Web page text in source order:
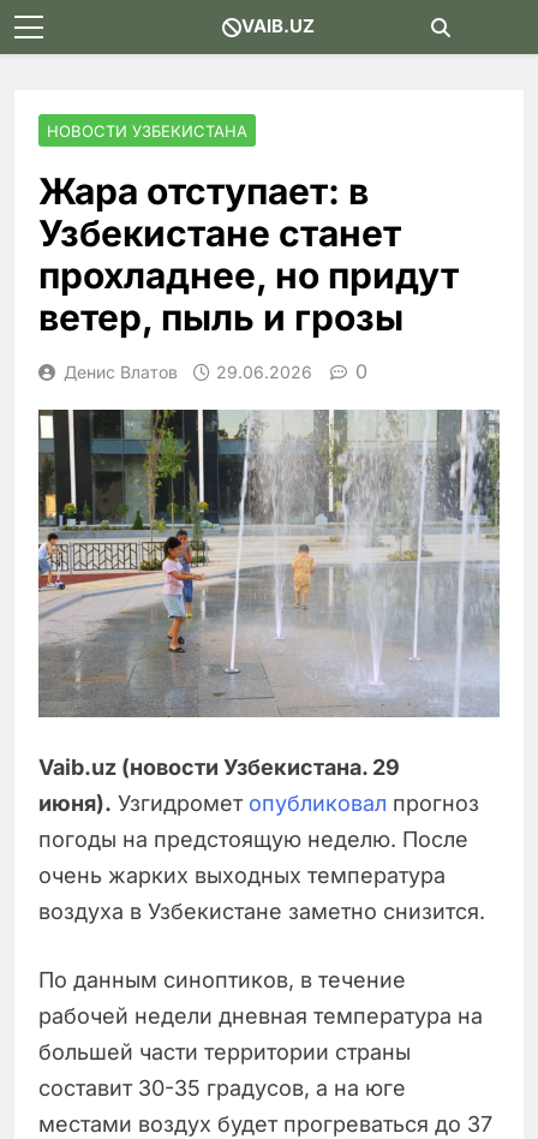
Skip
to
VAIB.UZ
НОВОСТИ УЗБЕКИСТАНА
Жара отступает: в
Узбекистане станет
прохладнее, но придут
ветер, пыль и грозы
Денис Влатов 29.06.2026 0
Vaib.uz (новости Узбекистана. 29
июня). Узгидромет опубликовал прогноз
погоды на предстоящую неделю. После
очень жарких выходных температура
воздуха в Узбекистане заметно снизится.
По данным синоптиков, в течение
рабочей недели дневная температура на
большей части территории страны
составит 30-35 градусов, а на юге
местами воздух будет прогреваться до 37